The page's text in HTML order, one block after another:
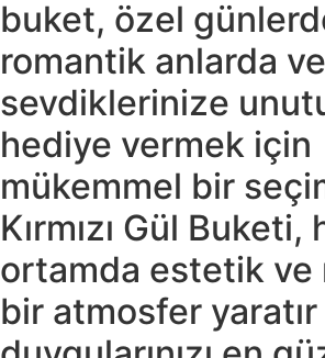
buket, özel
romantik anlarda
sevdiklerinize
hediye vermek için
mükemmel bir
Kırmızı Gül Buketi,
ortamda estetik ve
bir atmosfer yaratır